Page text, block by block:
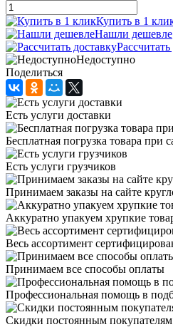
Купить в 1
Нашли дешевле
Недоступно
Поделиться
Есть услуги доставки
Бесплатная погрузка товара при
Есть услуги грузчиков
Принимаем заказы на сайте
Аккуратно упакуем хрупкие
Весь ассортимент
Принимаем все способы оплаты
Профессиональная помощь в
Скидки постоянным покупателям